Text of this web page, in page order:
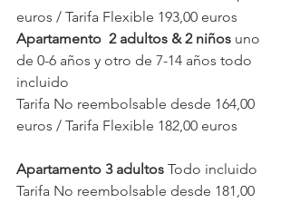
euros / Tarifa Flexible 193,00 euros
Apartamento  2 adultos & 2 niños uno
de 0-6 años y otro de 7-14 años todo
incluido
Tarifa No reembolsable desde 164,00
euros / Tarifa Flexible 182,00 euros
Apartamento 3 adultos Todo incluido
Tarifa No reembolsable desde 181,00